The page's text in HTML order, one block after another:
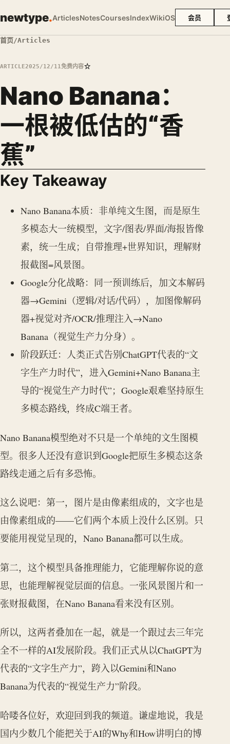
newtype.ArticlesNotesCoursesIndexWikiOS 会员
首页/Articles
ARTICLE2025/12/11免费内容☆
Nano Banana：
一根被低估的“香
蕉”
Key Takeaway
Nano Banana本质：非单纯文生图，而是原生
多模态大一统模型，文字/图表/界面/海报皆像
素，统一生成；自带推理+世界知识，理解财
报截图=风景图。
Google分化战略：同一预训练后，加文本解码
器→Gemini（逻辑/对话/代码），加图像解码
器+视觉对齐/OCR/推理注入→Nano
Banana（视觉生产力分身）。
阶段跃迁：人类正式告别ChatGPT代表的“文
字生产力时代”，进入Gemini+Nano Banana主
导的“视觉生产力时代”；Google艰难坚持原生
多模态路线，终成C端王者。
Nano Banana模型绝对不只是一个单纯的文生图模
型。很多人还没有意识到Google把原生多模态这条
路线走通之后有多恐怖。
这么说吧：第一，图片是由像素组成的，文字也是
由像素组成的——它们两个本质上没什么区别。只
要能用视觉呈现的，Nano Banana都可以生成。
第二，这个模型具备推理能力，它能理解你说的意
思，也能理解视觉层面的信息。一张风景图片和一
张财报截图，在Nano Banana看来没有区别。
所以，这两者叠加在一起，就是一个跟过去三年完
全不一样的AI发展阶段。我们正式从以ChatGPT为
代表的“文字生产力”，跨入以Gemini和Nano
Banana为代表的“视觉生产力”阶段。
哈喽各位好，欢迎回到我的频道。谦虚地说，我是
国内少数几个能把关于AI的Why和How讲明白的博